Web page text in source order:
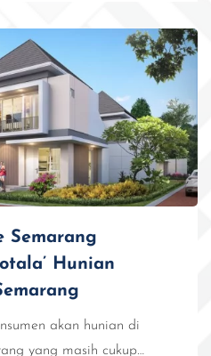
Semarang
akan hunian di
yang masih cukup…